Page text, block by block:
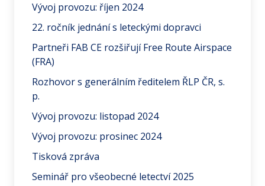
Vývoj provozu: říjen 2024
22. ročník jednání s leteckými dopravci
Partneři FAB CE rozšiřují Free Route Airspace
(FRA)
Rozhovor s generálním ředitelem ŘLP ČR, s.
p.
Vývoj provozu: listopad 2024
Vývoj provozu: prosinec 2024
Tisková zpráva
Seminář pro všeobecné letectví 2025